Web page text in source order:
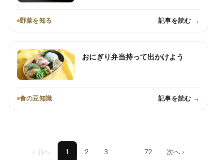
野菜を知る 記事を読む →
おにぎり弁当持って出かけよう
食の豆知識 記事を読む →
‹ 前へ 1 2 3 72 次へ ›